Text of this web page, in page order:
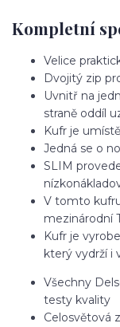
Kompletní
Velice
Dvojitý zip
Uvnitř na
straně oddíl
Kufr je
Jedná se o
SLIM
V tomto
mezinárodní
Kufr je
který vydrží i
Všechny
testy kvality
Celosvětová